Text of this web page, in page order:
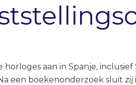
aan in Spanje,
een boekenonderzoek sluit zij